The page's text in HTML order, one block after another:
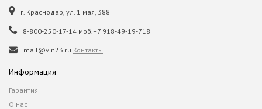
г. Краснодар, ул. 1 мая, 388
8-800-250-17-14 моб.+7 918-49-19-718
mail@vin23.ru Контакты
Информация
Гарантия
О нас